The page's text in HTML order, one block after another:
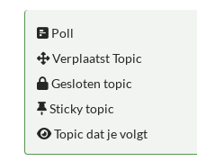
Poll
Verplaatst Topic
Gesloten topic
Sticky topic
Topic dat je volgt